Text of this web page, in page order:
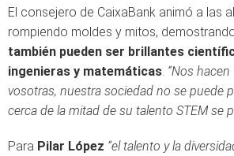
El consejero de CaixaBank animó a las
rompiendo moldes y mitos,
también pueden ser brillantes
ingenieras y matemáticas. “Nos
vosotras, nuestra sociedad no se puede
cerca de la mitad de su talento STEM se
Para Pilar López “el talento y la